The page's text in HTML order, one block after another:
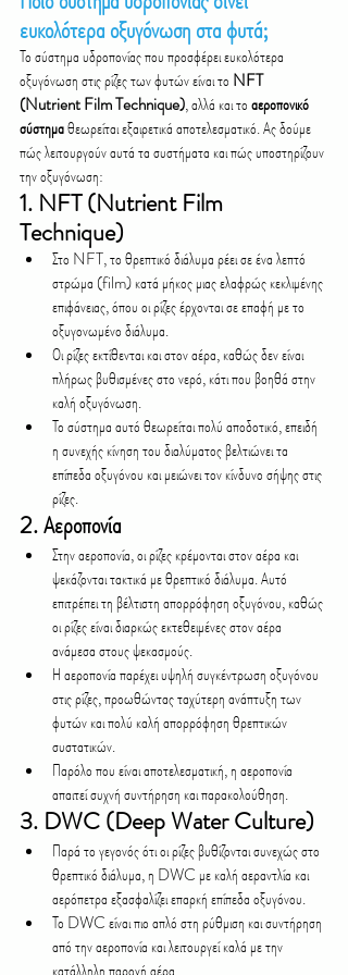
ευκολότερα οξυγόνωση στα φυτά;
Το σύστημα υδροπονίας που προσφέρει ευκολότερα
οξυγόνωση στις ρίζες των φυτών είναι το NFT
(Nutrient Film Technique), αλλά και το αεροπονικό
σύστημα θεωρείται εξαιρετικά αποτελεσματικό. Ας δούμε
πώς λειτουργούν αυτά τα συστήματα και πώς υποστηρίζουν
την οξυγόνωση:
1. NFT (Nutrient Film
Technique)
Στο NFT, το θρεπτικό διάλυμα ρέει σε ένα λεπτό
στρώμα (film) κατά μήκος μιας ελαφρώς κεκλιμένης
επιφάνειας, όπου οι ρίζες έρχονται σε επαφή με το
οξυγονωμένο διάλυμα.
Οι ρίζες εκτίθενται και στον αέρα, καθώς δεν είναι
πλήρως βυθισμένες στο νερό, κάτι που βοηθά στην
καλή οξυγόνωση.
Το σύστημα αυτό θεωρείται πολύ αποδοτικό, επειδή
η συνεχής κίνηση του διαλύματος βελτιώνει τα
επίπεδα οξυγόνου και μειώνει τον κίνδυνο σήψης στις
ρίζες.
2. Αεροπονία
Στην αεροπονία, οι ρίζες κρέμονται στον αέρα και
ψεκάζονται τακτικά με θρεπτικό διάλυμα. Αυτό
επιτρέπει τη βέλτιστη απορρόφηση οξυγόνου, καθώς
οι ρίζες είναι διαρκώς εκτεθειμένες στον αέρα
ανάμεσα στους ψεκασμούς.
Η αεροπονία παρέχει υψηλή συγκέντρωση οξυγόνου
στις ρίζες, προωθώντας ταχύτερη ανάπτυξη των
φυτών και πολύ καλή απορρόφηση θρεπτικών
συστατικών.
Παρόλο που είναι αποτελεσματική, η αεροπονία
απαιτεί συχνή συντήρηση και παρακολούθηση.
3. DWC (Deep Water Culture)
Παρά το γεγονός ότι οι ρίζες βυθίζονται συνεχώς στο
θρεπτικό διάλυμα, η DWC με καλή αεραντλία και
αερόπετρα εξασφαλίζει επαρκή επίπεδα οξυγόνου.
Το DWC είναι πιο απλό στη ρύθμιση και συντήρηση
από την αεροπονία και λειτουργεί καλά με την